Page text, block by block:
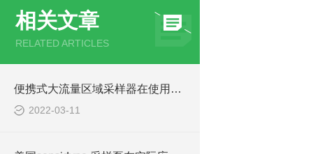
相关文章
RELATED ARTICLES
便携式大流量区域采样器在使用前需要提前做好哪些准备工作？
2022-03-11